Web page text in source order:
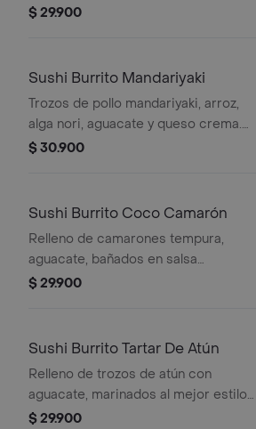
nori, aguacate, mayonesa ligeramente
$ 29.900
Sushi Burrito Mandariyaki
Trozos de pollo mandariyaki, arroz,
alga nori, aguacate y queso crema.
Con salsa Mandariyaki
$ 30.900
Sushi Burrito Coco Camarón
Relleno de camarones tempura,
aguacate, bañados en salsa
acevichada y crema de coco con un
Camaron
$ 29.900
Sushi Burrito Tartar De Atún
Relleno de trozos de atún con
aguacate, marinados al mejor estilo
japonés, aderezado con mayonesa
$ 29.900